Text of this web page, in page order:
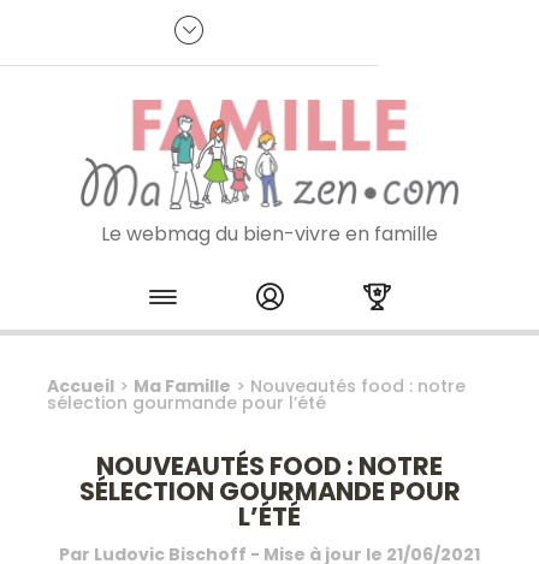
Je m'inscris à la newsletter
Le webmag du bien-vivre en famille
Skip to content
Accueil > Ma Famille > Nouveautés food : notre
sélection gourmande pour l’été
NOUVEAUTÉS FOOD : NOTRE
SÉLECTION GOURMANDE POUR
L’ÉTÉ
Par Ludovic Bischoff - Mise à jour le 21/06/2021
Panneau de gestion des cookies